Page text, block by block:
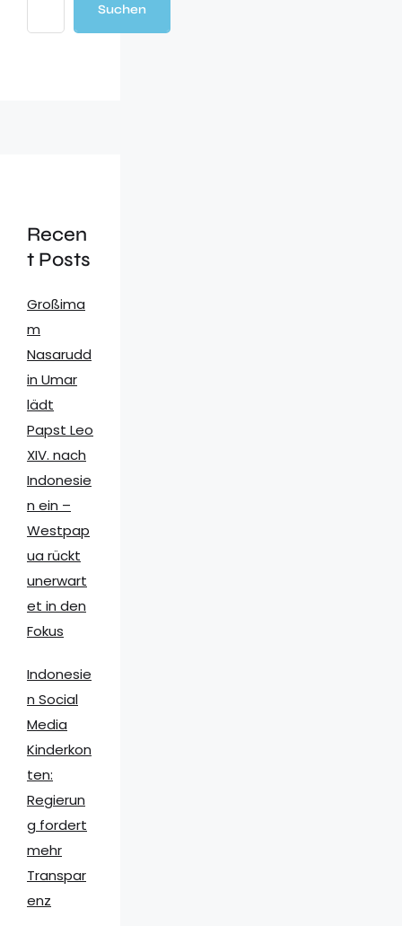
Suchen
Recen
t Posts
Großima
m
Nasarudd
in Umar
lädt
Papst Leo
XIV. nach
Indonesie
n ein –
Westpap
ua rückt
unerwart
et in den
Fokus
Indonesie
n Social
Media
Kinderkon
ten:
Regierun
g fordert
mehr
Transpar
enz